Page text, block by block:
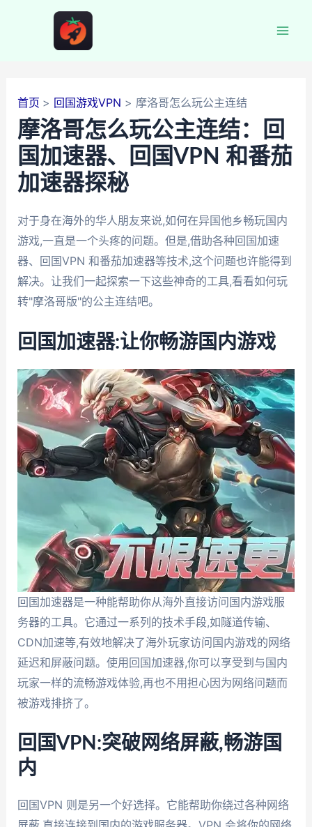
首页 回国游戏VPN 摩洛哥怎么玩公主连结
摩洛哥怎么玩公主连结：回
国加速器、回国VPN 和番茄
加速器探秘
对于身在海外的华人朋友来说,如何在异国他乡畅玩国内
游戏,一直是一个头疼的问题。但是,借助各种回国加速
器、回国VPN 和番茄加速器等技术,这个问题也许能得到
解决。让我们一起探索一下这些神奇的工具,看看如何玩
转"摩洛哥版"的公主连结吧。
回国加速器:让你畅游国内游戏
回国加速器是一种能帮助你从海外直接访问国内游戏服
务器的工具。它通过一系列的技术手段,如隧道传输、
CDN加速等,有效地解决了海外玩家访问国内游戏的网络
延迟和屏蔽问题。使用回国加速器,你可以享受到与国内
玩家一样的流畅游戏体验,再也不用担心因为网络问题而
被游戏排挤了。
回国VPN:突破网络屏蔽,畅游国
内
回国VPN 则是另一个好选择。它能帮助你绕过各种网络